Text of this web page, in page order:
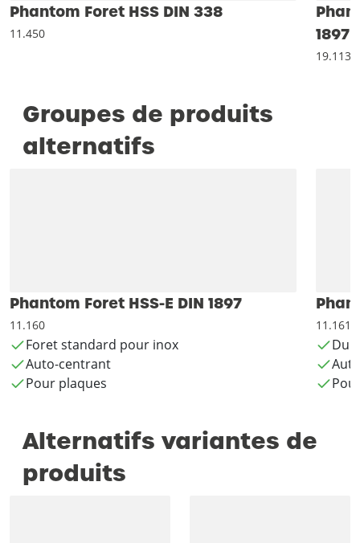
Phantom Foret HSS DIN 338
11.450
1897
19.113
Groupes de produits
alternatifs
Phantom Foret HSS-E DIN 1897
11.160
Foret standard pour inox
Auto-centrant
Pour plaques
11.161
Alternatifs variantes de
produits